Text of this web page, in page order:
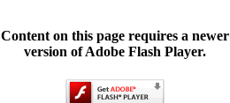
Content on this page requires a newer
version of Adobe Flash Player.